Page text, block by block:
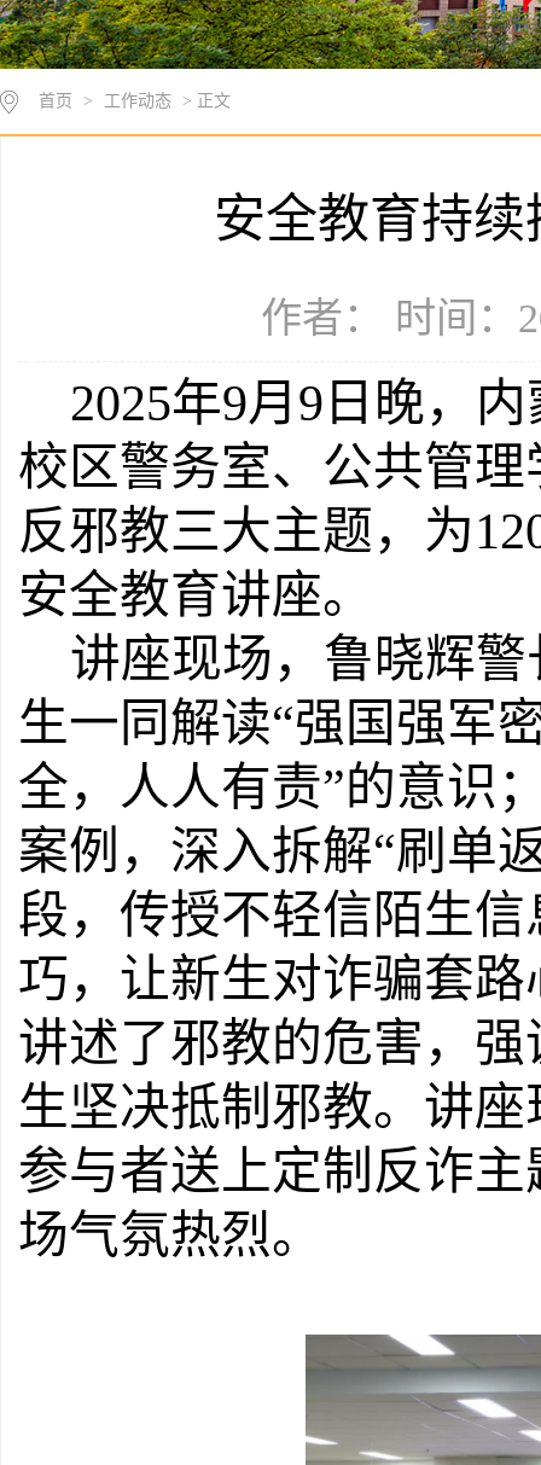
首页 > 工作动态 > 正文
安全教育持
作者： 时间：
2025年9月9日晚，
校区警务室、公共管
反邪教三大主题，为
安全教育讲座。
讲座现场，鲁晓辉
生一同解读“强国强军
全，人人有责”的意识
案例，深入拆解“刷单
段，传授不轻信陌生
巧，让新生对诈骗套
讲述了邪教的危害，
生坚决抵制邪教。讲
参与者送上定制反诈
场气氛热烈。